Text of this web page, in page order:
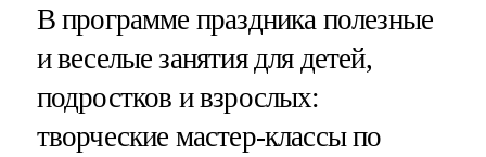
В программе праздника полезные
и веселые занятия для детей,
подростков и взрослых:
творческие мастер-классы по